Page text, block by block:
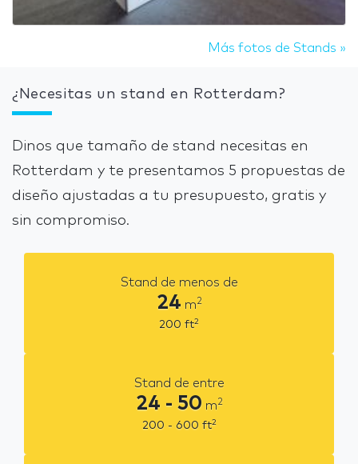
Más fotos de Stands »
¿Necesitas un stand en Rotterdam?
Dinos que tamaño de stand necesitas en
Rotterdam y te presentamos 5 propuestas de
diseño ajustadas a tu presupuesto, gratis y
sin compromiso.
Stand de menos de
24 m2
200 ft2
Stand de entre
24 - 50 m2
200 - 600 ft2